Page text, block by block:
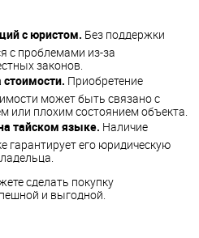
с юристом. Без поддержки
с проблемами из-за
законов.
Приобретение
может быть связано с
или плохим состоянием объекта.
тайском языке. Наличие
гарантирует его юридическую
сделать покупку
и выгодной.